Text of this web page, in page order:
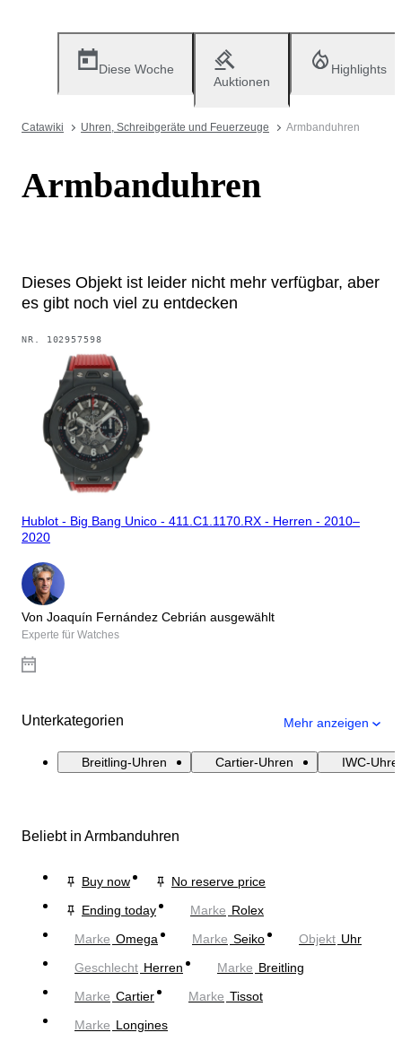
Diese Woche
Auktionen
Highlights
Catawiki Uhren, Schreibgeräte und Feuerzeuge Armbanduhren
Armbanduhren
Dieses Objekt ist leider nicht mehr verfügbar, aber
es gibt noch viel zu entdecken
NR. 102957598
Hublot - Big Bang Unico - 411.C1.1170.RX - Herren - 2010–
2020
Von Joaquín Fernández Cebrián ausgewählt
Experte für Watches
Unterkategorien Mehr anzeigen
Breitling-Uhren Cartier-Uhren IWC-
Beliebt in Armbanduhren
Buy now
No reserve price
Ending today
Marke Rolex
Marke Omega Marke Seiko Objekt Uhr
Geschlecht Herren Marke Breitling
Marke Cartier Marke Tissot
Marke Longines